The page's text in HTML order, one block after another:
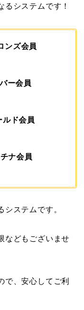
システムです！
ンズ会員
ー会員
ルド会員
ナ会員
ステムです。
などもございませ
で、安心してご利